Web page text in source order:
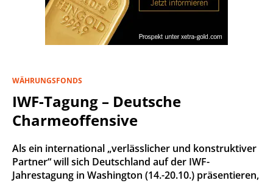
WÄHRUNGSFONDS
IWF-Tagung – Deutsche
Charmeoffensive
Als ein international „verlässlicher und konstruktiver
Partner“ will sich Deutschland auf der IWF-
Jahrestagung in Washington (14.-20.10.) präsentieren,